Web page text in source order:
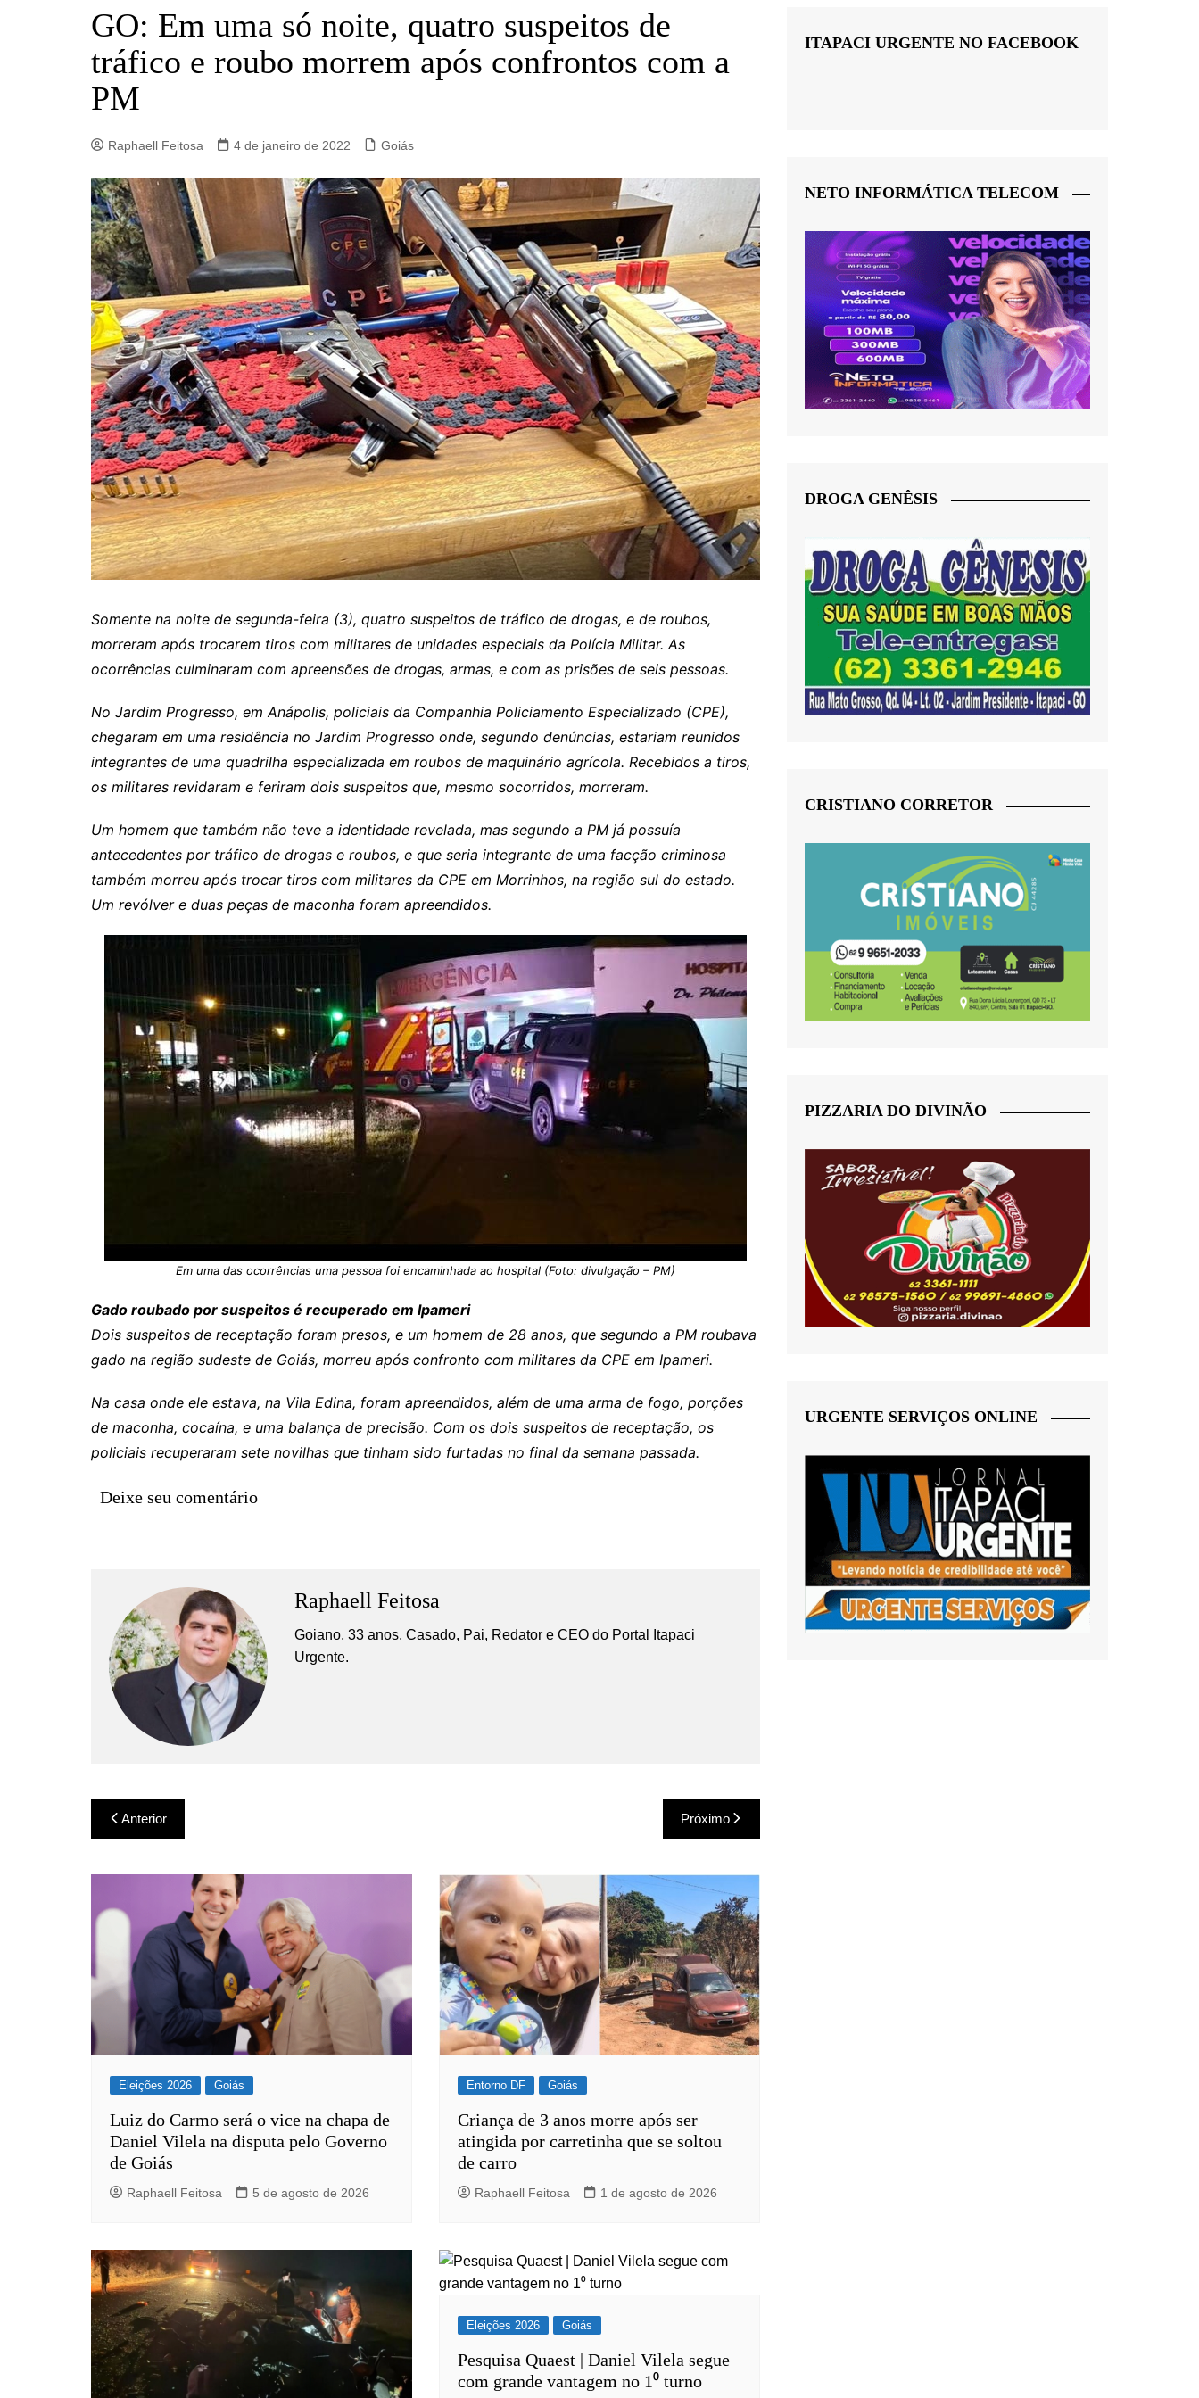
Campinorte
Campos Verdes
Ceres
Crixás
Estrela do Norte
Goianésia
Goiânia
Guarinos
Hidrolina
Ipiranga de Goiás
Itaberaí
Itaguaru
Itapuranga
Jaraguá
Jardim Paulista
Jataí
Nerópolis
Nova América
Nova Iguaçu de Goiás
Porangatu
Rio Verde
Rubiataba
Uirapuru
Uruaçu
Uruana
Uirapuru
GO: Em uma só noite, quatro suspeitos de
tráfico e roubo morrem após confrontos com a
PM
Raphaell Feitosa 4 de janeiro de 2022 Goiás
Somente na noite de segunda-feira (3), quatro suspeitos de tráfico de drogas, e de roubos,
morreram após trocarem tiros com militares de unidades especiais da Polícia Militar. As
ocorrências culminaram com apreensões de drogas, armas, e com as prisões de seis pessoas.
No Jardim Progresso, em Anápolis, policiais da Companhia Policiamento Especializado (CPE),
chegaram em uma residência no Jardim Progresso onde, segundo denúncias, estariam reunidos
integrantes de uma quadrilha especializada em roubos de maquinário agrícola. Recebidos a tiros,
os militares revidaram e feriram dois suspeitos que, mesmo socorridos, morreram.
Um homem que também não teve a identidade revelada, mas segundo a PM já possuía
antecedentes por tráfico de drogas e roubos, e que seria integrante de uma facção criminosa
também morreu após trocar tiros com militares da CPE em Morrinhos, na região sul do estado.
Um revólver e duas peças de maconha foram apreendidos.
Em uma das ocorrências uma pessoa foi encaminhada ao hospital (Foto: divulgação – PM)
Gado roubado por suspeitos é recuperado em Ipameri
Dois suspeitos de receptação foram presos, e um homem de 28 anos, que segundo a PM roubava
gado na região sudeste de Goiás, morreu após confronto com militares da CPE em Ipameri.
Na casa onde ele estava, na Vila Edina, foram apreendidos, além de uma arma de fogo, porções
de maconha, cocaína, e uma balança de precisão. Com os dois suspeitos de receptação, os
policiais recuperaram sete novilhas que tinham sido furtadas no final da semana passada.
Deixe seu comentário
Raphaell Feitosa
Goiano, 33 anos, Casado, Pai, Redator e CEO do Portal Itapaci
Urgente.
Navegação
de
Post
Anterior Próximo
Eleições 2026 Goiás
Luiz do Carmo será o vice na chapa de
Daniel Vilela na disputa pelo Governo
de Goiás
Raphaell Feitosa 5 de agosto de 2026
Entorno DF Goiás
Criança de 3 anos morre após ser
atingida por carretinha que se soltou
de carro
Raphaell Feitosa 1 de agosto de 2026
Eleições 2026 Goiás
Pesquisa Quaest | Daniel Vilela segue
com grande vantagem no 1⁰ turno
ITAPACI URGENTE NO FACEBOOK
NETO INFORMÁTICA TELECOM
DROGA GENÊSIS
CRISTIANO CORRETOR
PIZZARIA DO DIVINÃO
URGENTE SERVIÇOS ONLINE